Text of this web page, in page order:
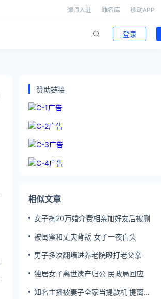
律师入驻 罪名库 移动APP
登录
赞助链接
相似文章
女子掏20万婚介费相亲加好友后被删
被闺蜜和丈夫背叛 女子一夜白头
男子多次翻墙进养老院殴打老父亲
独居女子离世遗产归公 民政局回应
知名主播被妻子全家当提款机 提离婚